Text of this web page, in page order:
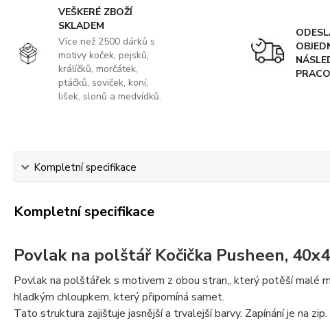
VEŠKERÉ ZBOŽÍ
SKLADEM
Více než 2500 dárků s
motivy koček, pejsků,
králíčků, morčátek,
ptáčků, soviček, koní,
lišek, slonů a medvídků.
Kompletní specifikace
Kompletní specifikace
Povlak na polštář Kočička Pusheen,
Povlak na polštářek s motivem z obou stran,, který potěší malé
hladkým chloupkem, který připomíná samet.
Tato struktura zajišťuje jasnější a trvalejší barvy. Zapínání je na